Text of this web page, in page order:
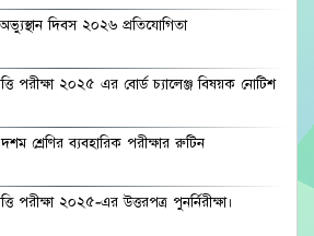
দিবস ২০২৬ প্রতিযোগিতা
পরীক্ষা ২০২৫ এর বোর্ড চ্যালেঞ্জ বিষয়ক নোটিশ
শ্রেণির ব্যবহারিক পরীক্ষার রুটিন
পরীক্ষা ২০২৫-এর উত্তরপত্র পুনর্নিরীক্ষা।